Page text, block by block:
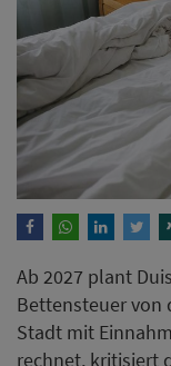
Ab 2027 plant
Bettensteuer von
Stadt mit
rechnet, kritisiert